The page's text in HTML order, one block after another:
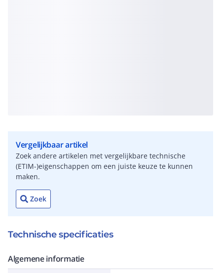
Vergelijkbaar artikel
Zoek andere artikelen met vergelijkbare technische
(ETIM-)eigenschappen om een juiste keuze te kunnen
maken.
Zoek
Technische specificaties
Algemene informatie